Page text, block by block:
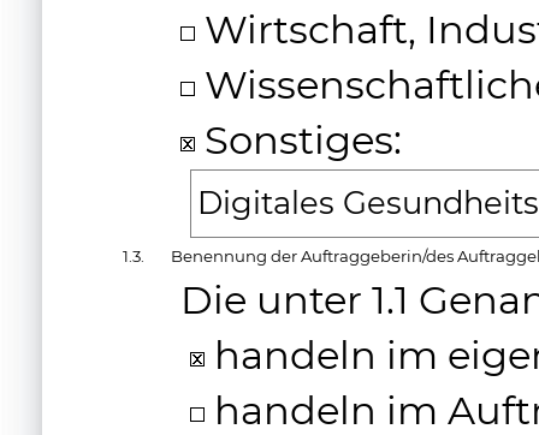
Wirtschaft,
Sonstiges:
Digitales
1.3. Benennung der Auftraggeberin/des
Die unter 1.1
handeln im
handeln im